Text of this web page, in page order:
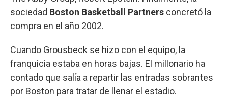
sociedad Boston Basketball Partners concretó la
compra en el año 2002.
Cuando Grousbeck se hizo con el equipo, la
franquicia estaba en horas bajas. El millonario ha
contado que salía a repartir las entradas sobrantes
por Boston para tratar de llenar el estadio.